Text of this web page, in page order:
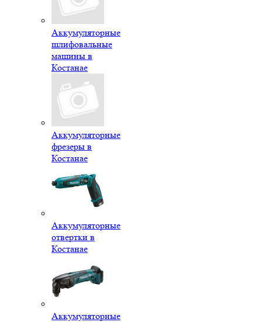
Аккумуляторные
шлифовальные
машины в
Костанае
Аккумуляторные
фрезеры в
Костанае
Аккумуляторные
отвертки в
Костанае
Аккумуляторные